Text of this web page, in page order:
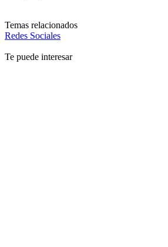
Temas relacionados
Redes Sociales
Te puede interesar